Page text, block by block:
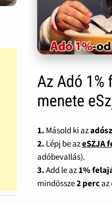
Az Adó 1%
menete
1. Másold ki az
2. Lépj be azeSZJA
adóbevallás).
3.Add le az1%
mindössze2 percaz